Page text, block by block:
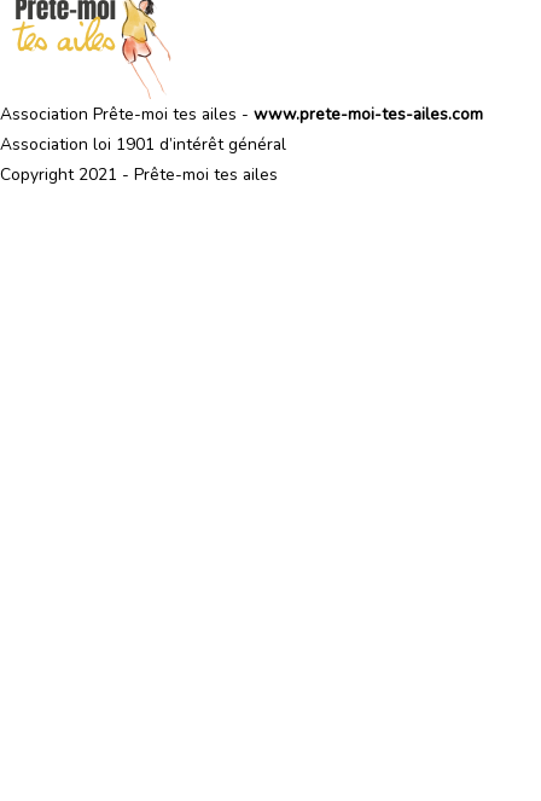
Association Prête-moi tes ailes - www.prete-moi-tes-ailes.com
Association loi 1901 d’intérêt général
Copyright 2021 - Prête-moi tes ailes